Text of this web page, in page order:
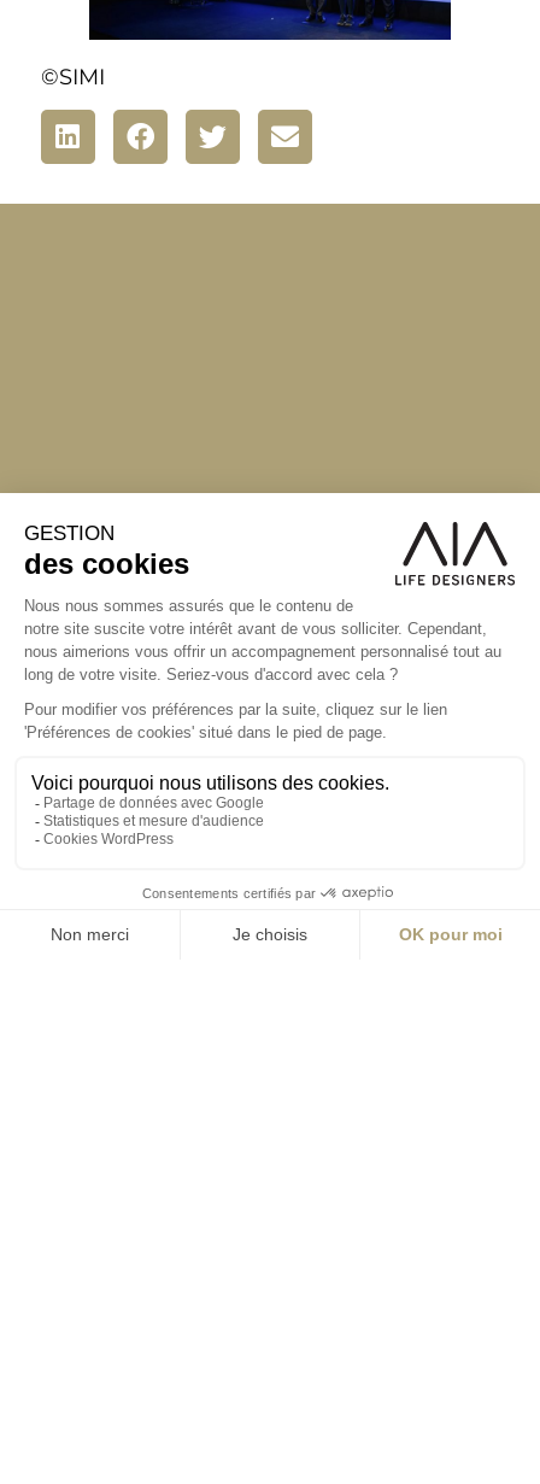
©SIMI
S'inscrire à la newsletter
ABONNEZ-VOUS
Alternative: